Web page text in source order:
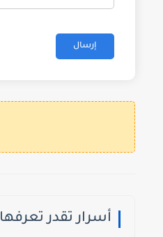
إرسال
أسرار تقدر تعرفها